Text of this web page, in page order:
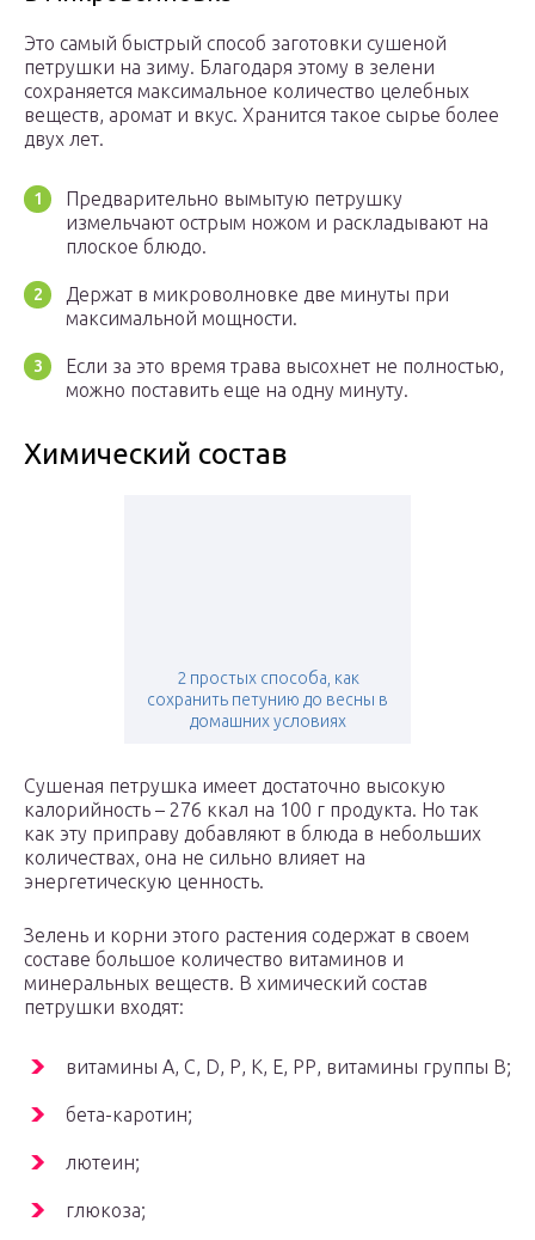
Это самый быстрый способ заготовки сушеной
петрушки на зиму. Благодаря этому в зелени
сохраняется максимальное количество целебных
веществ, аромат и вкус. Хранится такое сырье более
двух лет.
Предварительно вымытую петрушку
измельчают острым ножом и раскладывают на
плоское блюдо.
Держат в микроволновке две минуты при
максимальной мощности.
Если за это время трава высохнет не полностью,
можно поставить еще на одну минуту.
Химический состав
2 простых способа, как
сохранить петунию до весны в
домашних условиях
Сушеная петрушка имеет достаточно высокую
калорийность – 276 ккал на 100 г продукта. Но так
как эту приправу добавляют в блюда в небольших
количествах, она не сильно влияет на
энергетическую ценность.
Зелень и корни этого растения содержат в своем
составе большое количество витаминов и
минеральных веществ. В химический состав
петрушки входят:
витамины А, С, D, Р, К, Е, РР, витамины группы В;
бета-каротин;
лютеин;
глюкоза;